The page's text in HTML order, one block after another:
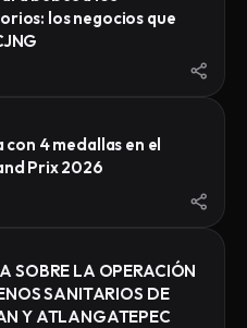
los negocios que
4 medallas en el
Prix 2026
SOBRE LA OPERACIÓN
SANITARIOS DE
Y ATLANGATEPEC